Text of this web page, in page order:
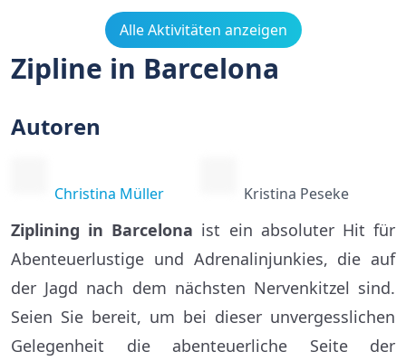
Alle Aktivitäten anzeigen
Zipline in Barcelona
Autoren
Christina Müller Kristina Peseke
Ziplining in Barcelona ist ein absoluter Hit für
Abenteuerlustige und Adrenalinjunkies, die auf
der Jagd nach dem nächsten Nervenkitzel sind.
Seien Sie bereit, um bei dieser unvergesslichen
Gelegenheit die abenteuerliche Seite der